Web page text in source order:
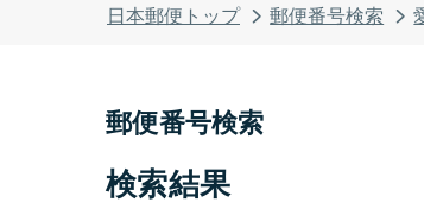
日本郵便トップ 郵便番号検索
郵便番号検索
検索結果